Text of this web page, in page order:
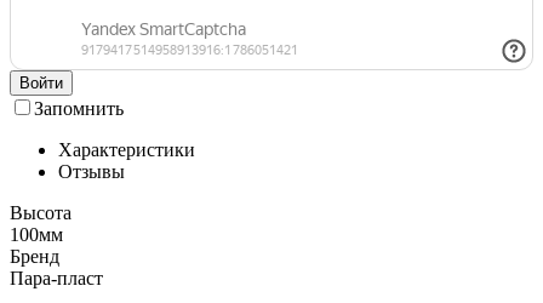
Войти
Запомнить
Характеристики
Отзывы
Высота
100мм
Бренд
Пара-пласт